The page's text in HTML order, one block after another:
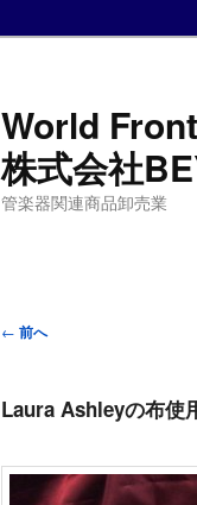
World
株式会社
管楽器関連商品卸売業
投
ビ
ー
← 前へ
Laura Ashleyの布使